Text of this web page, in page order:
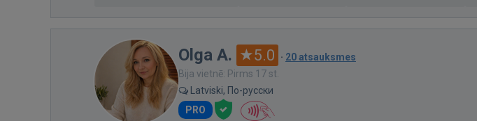
Olga A. 5.0 · 20 atsauksmes
Bija vietnē: Pirms 17 st.
Latviski, По-русски
PRO